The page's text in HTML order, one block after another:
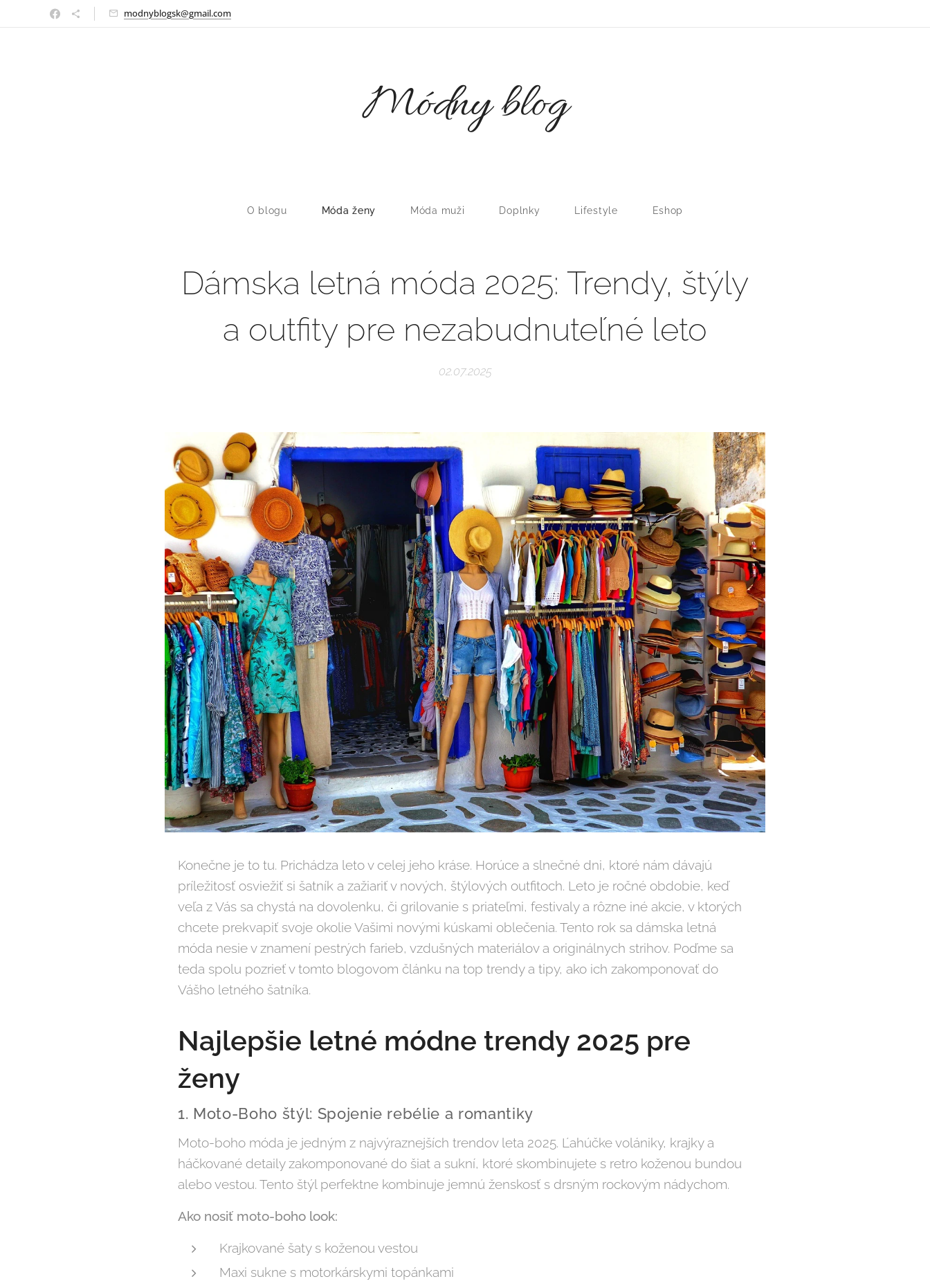
modnyblogsk@gmail.com
Módny blog
O blogu Móda ženy Móda muži Doplnky Lifestyle Eshop
Dámska letná móda 2025: Trendy, štýly
a outfity pre nezabudnuteľné leto
02.07.2025
Konečne je to tu. Prichádza leto v celej jeho kráse. Horúce a slnečné dni, ktoré nám dávajú
príležitosť osviežiť si šatník a zažiariť v nových, štýlových outfitoch. Leto je ročné obdobie, keď
veľa z Vás sa chystá na dovolenku, či grilovanie s priateľmi, festivaly a rôzne iné akcie, v ktorých
chcete prekvapiť svoje okolie Vašimi novými kúskami oblečenia. Tento rok sa dámska letná
móda nesie v znamení pestrých farieb, vzdušných materiálov a originálnych strihov. Poďme sa
teda spolu pozrieť v tomto blogovom článku na top trendy a tipy, ako ich zakomponovať do
Vášho letného šatníka.
Najlepšie letné módne trendy 2025 pre
ženy
1. Moto-Boho štýl: Spojenie rebélie a romantiky
Moto-boho móda je jedným z najvýraznejších trendov leta 2025. Ľahúčke volániky, krajky a
háčkované detaily zakomponované do šiat a sukní, ktoré skombinujete s retro koženou bundou
alebo vestou. Tento štýl perfektne kombinuje jemnú ženskosť s drsným rockovým nádychom.
Ako nosiť moto-boho look:
Krajkované šaty s koženou vestou
Maxi sukne s motorkárskymi topánkami